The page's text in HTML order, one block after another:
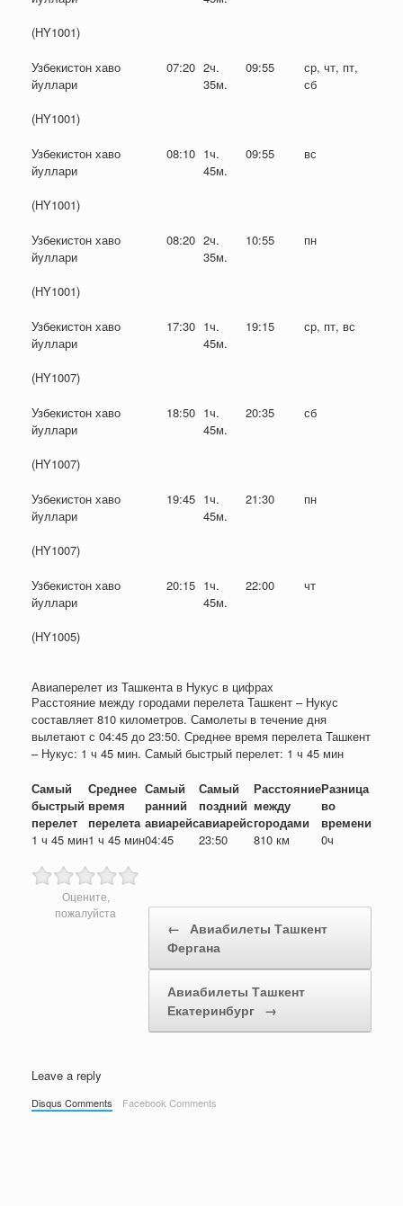
(HY1001)
Узбекистон хаво
йуллари
(HY1001)
07:20 2ч.
35м.
09:55
ср, чт, пт,
сб
Узбекистон хаво
йуллари
(HY1001)
08:10 1ч.
45м.
09:55 вс
Узбекистон хаво
йуллари
(HY1001)
08:20 2ч.
35м.
10:55 пн
Узбекистон хаво
йуллари
(HY1007)
17:30 1ч.
45м.
19:15 ср, пт, вс
Узбекистон хаво
йуллари
(HY1007)
18:50 1ч.
45м.
20:35 сб
Узбекистон хаво
йуллари
(HY1007)
19:45 1ч.
45м.
21:30 пн
Узбекистон хаво
йуллари
(HY1005)
20:15 1ч.
45м.
22:00 чт
Авиаперелет из Ташкента в Нукус в цифрах
Расстояние между городами перелета Ташкент – Нукус
составляет 810 километров. Самолеты в течение дня
вылетают с 04:45 до 23:50. Среднее время перелета Ташкент
– Нукус: 1 ч 45 мин. Самый быстрый перелет: 1 ч 45 мин
Самый
быстрый
перелет
Среднее
время
перелета
Самый
ранний
авиарейс
Самый
поздний
авиарейс
Расстояние
между
городами
Разница
во
времени
1 ч 45 мин1 ч 45 мин04:45 23:50 810 км 0ч
Оцените,
пожалуйста
Post navigation
← Авиабилеты Ташкент
Фергана
Авиабилеты Ташкент
Екатеринбург →
Leave a reply
Disqus Comments Facebook Comments